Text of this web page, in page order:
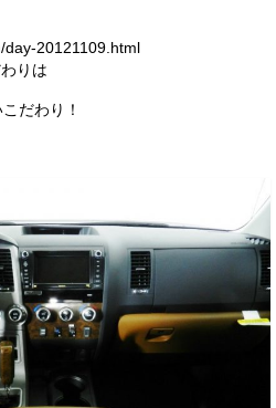
20121109.html
りは
だわり！